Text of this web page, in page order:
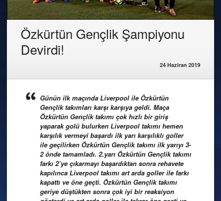
Özkürtün Gençlik Şampiyonu
Devirdi!
24 Haziran 2019
Günün ilk maçında Liverpool ile Özkürtün
Gençlik takımları karşı karşıya geldi. Maça
Özkürtün Gençlik takımı çok hızlı bir giriş
yaparak golü bulurken Liverpool takımı hemen
karşılık vermeyi başardı ilk yarı karşılıklı goller
ile geçilirken Özkürtün Gençlik takımı ilk yarıyı 3-
2 önde tamamladı. 2.yarı Özkürtün Gençlik takımı
farkı 2’ye çıkarmayı başardıktan sonra rehavete
kapılınca Liverpool takımı art arda goller ile farkı
kapattı ve öne geçti. Özkürtün Gençlik takımı
geriye düştükten sonra çok iyi bir reaksiyon